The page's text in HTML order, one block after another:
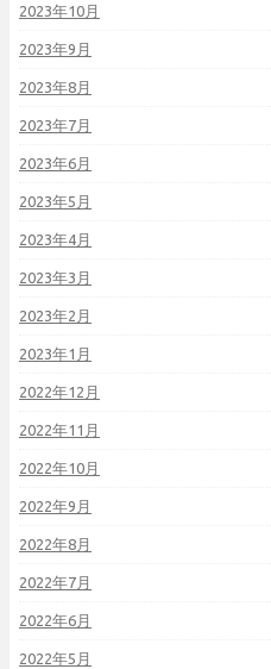
2023年10月
2023年9月
2023年8月
2023年7月
2023年6月
2023年5月
2023年4月
2023年3月
2023年2月
2023年1月
2022年12月
2022年11月
2022年10月
2022年9月
2022年8月
2022年7月
2022年6月
2022年5月